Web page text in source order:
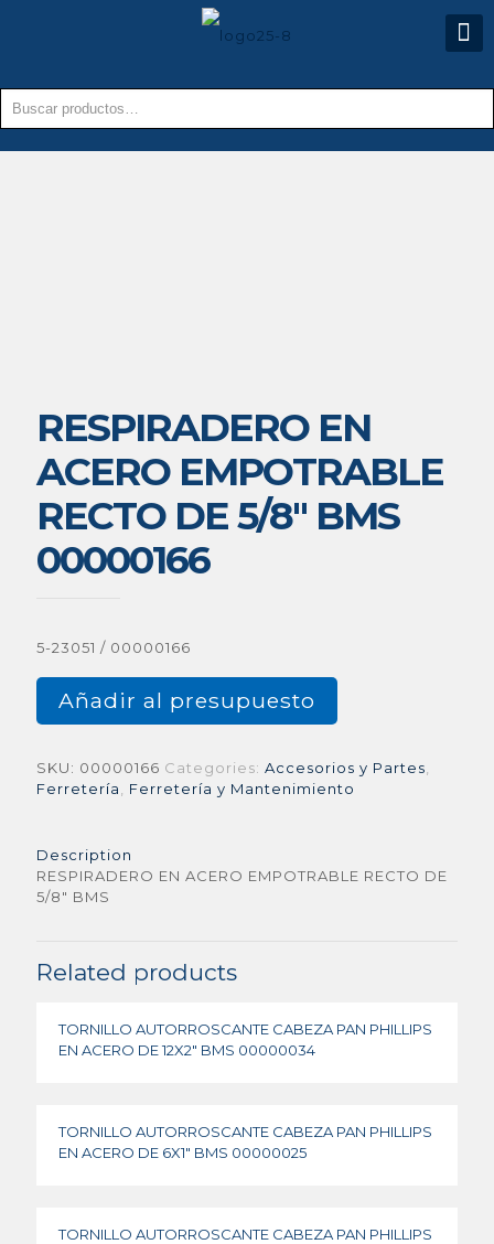
RESPIRADERO EN
ACERO EMPOTRABLE
RECTO DE 5/8″ BMS
00000166
5-23051 / 00000166
Añadir al presupuesto
SKU: 00000166 Categories: Accesorios y Partes
Ferretería
Ferretería y Mantenimiento
Description
RESPIRADERO EN ACERO EMPOTRABLE RECTO DE
5/8″ BMS
Related products
TORNILLO AUTORROSCANTE CABEZA PAN PHILLIPS
EN ACERO DE 12X2″ BMS 00000034
TORNILLO AUTORROSCANTE CABEZA PAN PHILLIPS
EN ACERO DE 6X1″ BMS 00000025
TORNILLO AUTORROSCANTE CABEZA PAN PHILLIPS